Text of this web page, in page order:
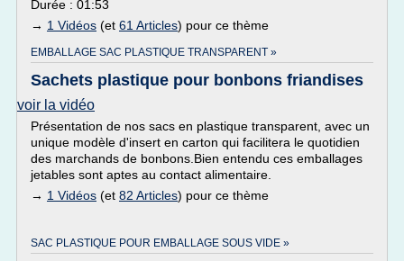
Durée : 01:53
→ 1 Vidéos (et 61 Articles) pour ce thème
EMBALLAGE SAC PLASTIQUE TRANSPARENT »
Sachets plastique pour bonbons friandises
voir la vidéo
Présentation de nos sacs en plastique transparent, avec un
unique modèle d'insert en carton qui facilitera le quotidien
des marchands de bonbons.Bien entendu ces emballages
jetables sont aptes au contact alimentaire.
→ 1 Vidéos (et 82 Articles) pour ce thème
SAC PLASTIQUE POUR EMBALLAGE SOUS VIDE »